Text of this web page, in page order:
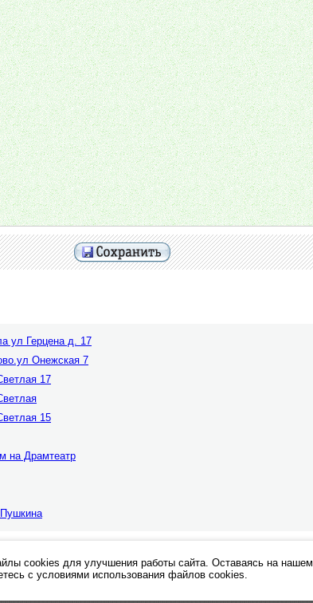
ул Герцена д. 17
Онежская 7
17
15
на Драмтеатр
условиях не являются публичной офертой.
cookies для улучшения работы сайта. Оставаясь на нашем
с условиями использования файлов cookies.